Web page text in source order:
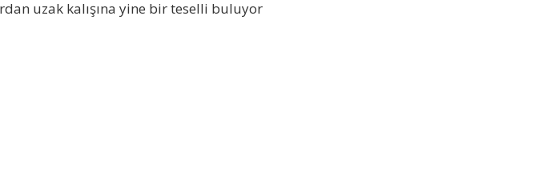
uzak kalışına yine bir teselli buluyor